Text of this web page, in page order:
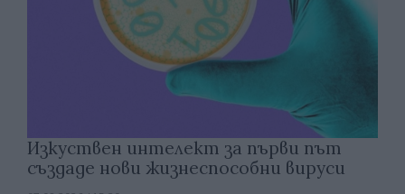
Изкуствен интелект за първи път
създаде нови жизнеспособни вируси